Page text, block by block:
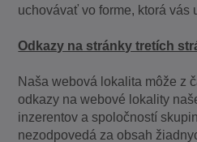
uchovávať vo forme, ktorá vás
Odkazy na stránky tretích
Naša webová lokalita môže z
odkazy na webové lokality
inzerentov a spoločností
nezodpovedá za obsah